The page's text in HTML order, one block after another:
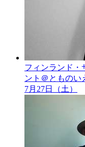
フィンランド・
ント＠とものい
7月27日（土）